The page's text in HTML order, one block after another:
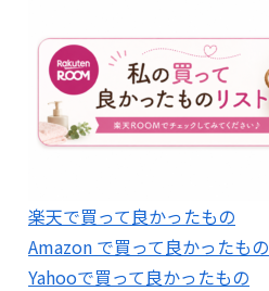
楽天で買って良かったもの
Amazon で買って良かったもの
Yahooで買って良かったもの